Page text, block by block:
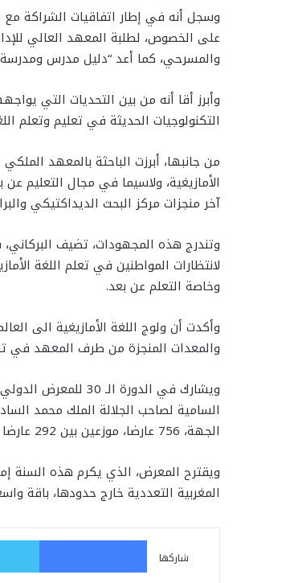
وسجل أنه في إطار اتفاقيات الشراكة مع
على الخصوص، لطلبة المعهد العالي
والمسرحي، كما أعد “دليل مدرس ومدرسة
وأبرز أقا أنه من بين التحديات التي
التكنولوجيات الحديثة في تعليم وتعلم
من جانبها، أبرزت الباحثة بالمعهد
آخر منجزات مركز البحث الديداكتيكي
وتندرج هذه المجهودات، تضيف
لانتظارات المواطنين في تعلم اللغة
وخاصة التعلم عن بعد.
وأكدت أن ولوج اللغة الأمازيغية الى
والمعدات المنجزة من طرف المعهد في
ويشارك في الدورة
الجهة، 756 عارضا، موزعين بين 292 عارضا مباشرا و464 عارضا بالوكالة، يمثلون 51 بلدا.
ويقترح المعرض، الذي يكرم هذه السنة
المغربية التعددية خارج حدودها، باقة واسعة تتجاوز 100 ألف عنوان تشمل كافة مجالات
شاركها
فيسبوك